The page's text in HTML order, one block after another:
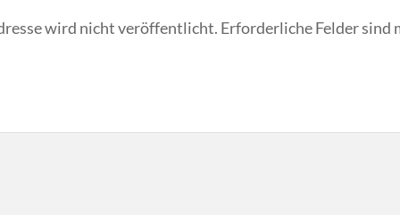
wird nicht veröffentlicht. Erforderliche Felder sind